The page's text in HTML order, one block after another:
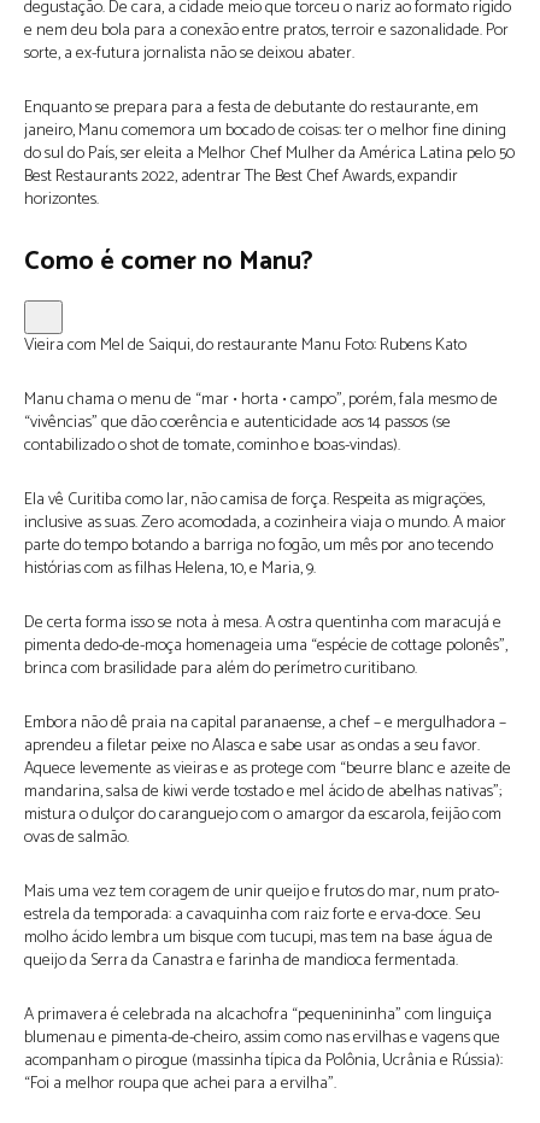
degustação. De cara, a cidade meio que torceu o nariz ao formato rígido
e nem deu bola para a conexão entre pratos, terroir e sazonalidade. Por
sorte, a ex-futura jornalista não se deixou abater.
Enquanto se prepara para a festa de debutante do restaurante, em
janeiro, Manu comemora um bocado de coisas: ter o melhor fine dining
do sul do País, ser eleita a Melhor Chef Mulher da América Latina pelo 50
Best Restaurants 2022, adentrar The Best Chef Awards, expandir
horizontes.
Como é comer no Manu?
Vieira com Mel de Saiqui, do restaurante Manu Foto:Rubens Kato
Manu chama o menu de “mar • horta • campo”, porém, fala mesmo de
“vivências” que dão coerência e autenticidade aos 14 passos (se
contabilizado o shot de tomate, cominho e boas-vindas).
Ela vê Curitiba como lar, não camisa de força. Respeita as migrações,
inclusive as suas. Zero acomodada, a cozinheira viaja o mundo. A maior
parte do tempo botando a barriga no fogão, um mês por ano tecendo
histórias com as filhas Helena, 10, e Maria, 9.
De certa forma isso se nota à mesa. A ostra quentinha com maracujá e
pimenta dedo-de-moça homenageia uma “espécie de cottage polonês”,
brinca com brasilidade para além do perímetro curitibano.
Embora não dê praia na capital paranaense, a chef – e mergulhadora –
aprendeu a filetar peixe no Alasca e sabe usar as ondas a seu favor.
Aquece levemente as vieiras e as protege com “beurre blanc e azeite de
mandarina, salsa de kiwi verde tostado e mel ácido de abelhas nativas”;
mistura o dulçor do caranguejo com o amargor da escarola, feijão com
ovas de salmão.
Mais uma vez tem coragem de unir queijo e frutos do mar, num prato-
estrela da temporada: a cavaquinha com raiz forte e erva-doce. Seu
molho ácido lembra um bisque com tucupi, mas tem na base água de
queijo da Serra da Canastra e farinha de mandioca fermentada.
A primavera é celebrada na alcachofra “pequenininha” com linguiça
blumenau e pimenta-de-cheiro, assim como nas ervilhas e vagens que
acompanham o pirogue (massinha típica da Polônia, Ucrânia e Rússia):
“Foi a melhor roupa que achei para a ervilha”.